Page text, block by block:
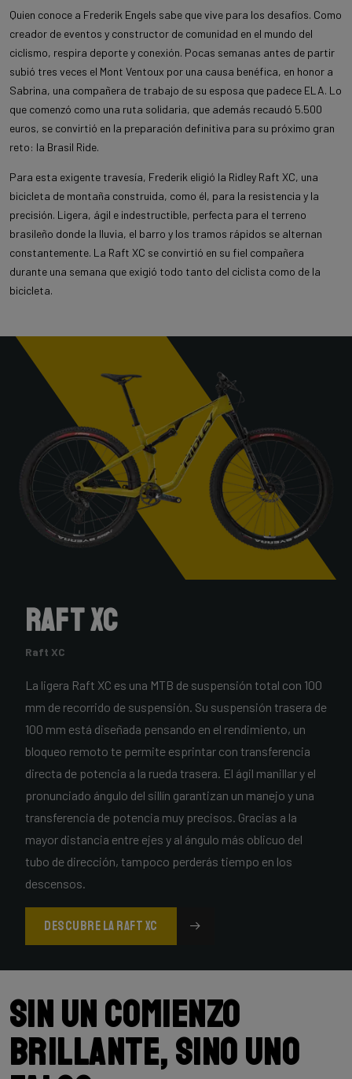
Quien conoce a Frederik Engels sabe que vive para los desafíos. Como
creador de eventos y constructor de comunidad en el mundo del
ciclismo, respira deporte y conexión. Pocas semanas antes de partir
subió tres veces el Mont Ventoux por una causa benéfica, en honor a
Sabrina, una compañera de trabajo de su esposa que padece ELA. Lo
que comenzó como una ruta solidaria, que además recaudó 5.500
euros, se convirtió en la preparación definitiva para su próximo gran
reto: la Brasil Ride.
Para esta exigente travesía, Frederik eligió la Ridley Raft XC, una
bicicleta de montaña construida, como él, para la resistencia y la
precisión. Ligera, ágil e indestructible, perfecta para el terreno
brasileño donde la lluvia, el barro y los tramos rápidos se alternan
constantemente. La Raft XC se convirtió en su fiel compañera
durante una semana que exigió todo tanto del ciclista como de la
bicicleta.
Raft XC
Raft XC
La ligera Raft XC es una MTB de suspensión total con 100
mm de recorrido de suspensión. Su suspensión trasera de
100 mm está diseñada pensando en el rendimiento, un
bloqueo remoto te permite esprintar con transferencia
directa de potencia a la rueda trasera. El ágil manillar y el
pronunciado ángulo del sillín garantizan un manejo y una
transferencia de potencia muy precisos. Gracias a la
mayor distancia entre ejes y al ángulo más oblicuo del
tubo de dirección, tampoco perderás tiempo en los
descensos.
DESCUBRE LA RAFT XC
Sin un comienzo
brillante, sino uno